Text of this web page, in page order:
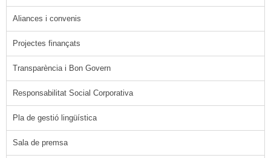
Aliances i convenis
Projectes finançats
Transparència i Bon Govern
Responsabilitat Social Corporativa
Pla de gestió lingüística
Sala de premsa